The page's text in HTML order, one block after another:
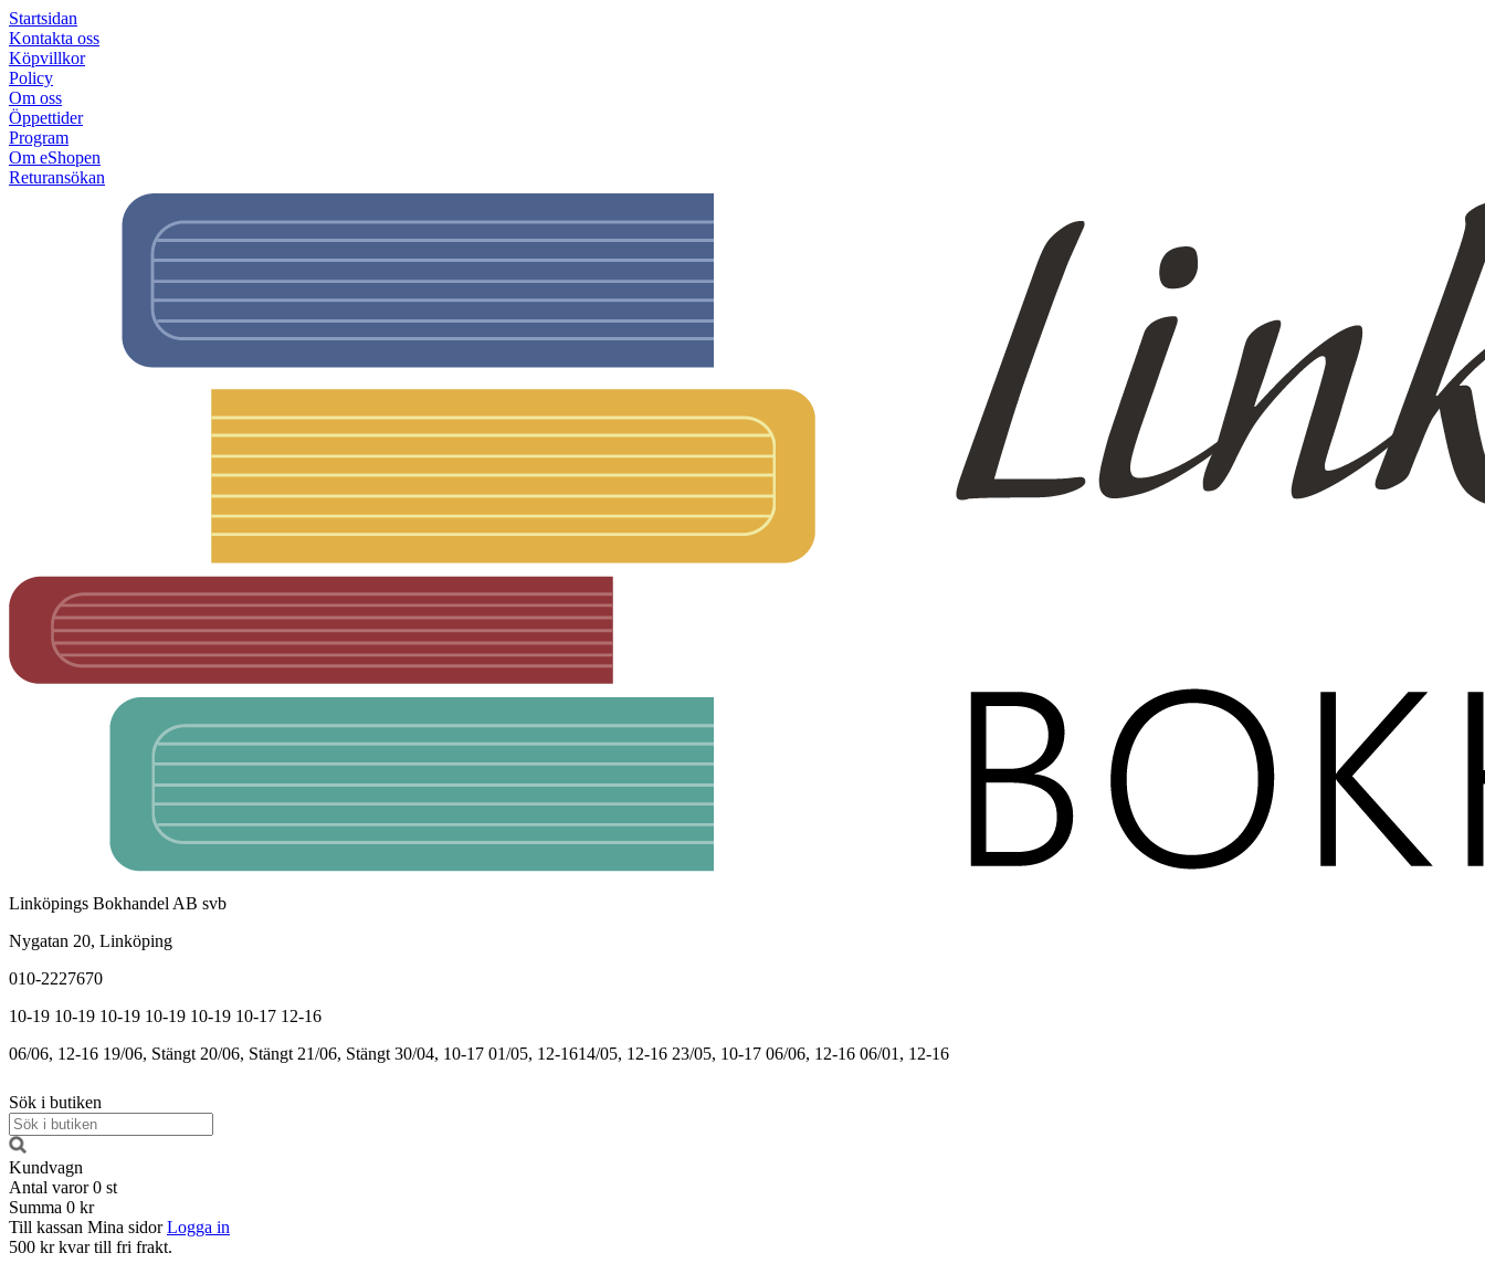
Startsidan
Kontakta oss
Köpvillkor
Policy
Om oss
Öppettider
Program
Om eShopen
Returansökan
Linköpings Bokhandel AB svb
Nygatan 20, Linköping
010-2227670
10-19 10-19 10-19 10-19 10-19 10-17 12-16
06/06, 12-16 19/06, Stängt 20/06, Stängt 21/06, Stängt 30/04, 10-17 01/05, 12-1614/05, 12-16 23/05, 10-17 06/06, 12-16 06/01, 12-16
Sök i butiken
Kundvagn
Antal varor 0 st
Summa 0 kr
Till kassan Mina sidor Logga in
500 kr kvar till fri frakt.